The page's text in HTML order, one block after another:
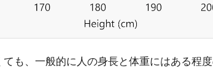
も、一般的に人の身長と体重にはある程